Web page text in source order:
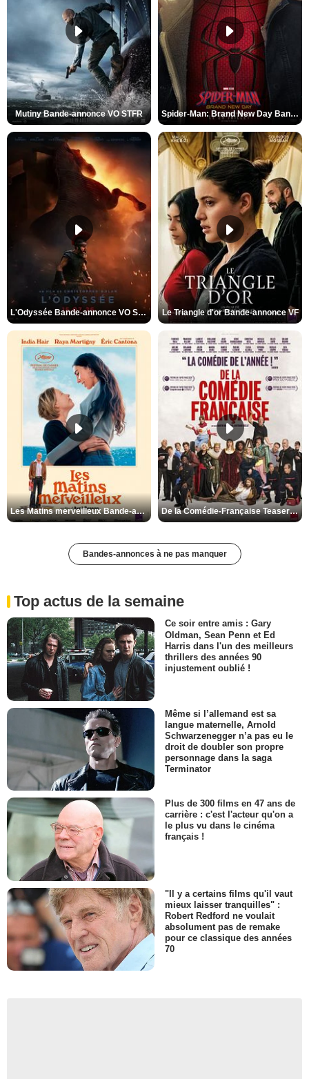
Mutiny Bande-annonce VO STFR Spider-Man: Brand New Day Bande-annonce VO STFR
L'Odyssée Bande-annonce VO STFR Le Triangle d'or Bande-annonce VF
Les Matins merveilleux Bande-annonce VF De la Comédie-Française Teaser VF
Bandes-annonces à ne pas manquer
Top actus de la semaine
Ce soir entre amis : Gary
Oldman, Sean Penn et Ed
Harris dans l'un des meilleurs
thrillers des années 90
injustement oublié !
Même si l’allemand est sa
langue maternelle, Arnold
Schwarzenegger n’a pas eu le
droit de doubler son propre
personnage dans la saga
Terminator
Plus de 300 films en 47 ans de
carrière : c'est l'acteur qu'on a
le plus vu dans le cinéma
français !
"Il y a certains films qu'il vaut
mieux laisser tranquilles" :
Robert Redford ne voulait
absolument pas de remake
pour ce classique des années
70